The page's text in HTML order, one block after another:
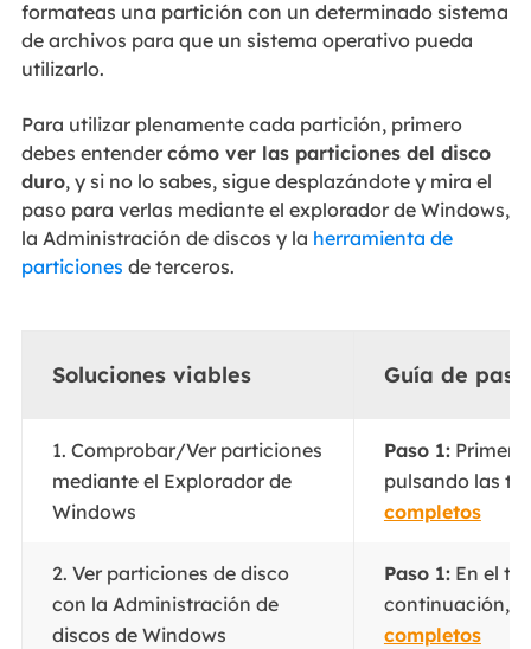
formateas una partición con un determinado sistema
de archivos para que un sistema operativo pueda
utilizarlo.
Para utilizar plenamente cada partición, primero
debes entender cómo ver las particiones del disco
duro, y si no lo sabes, sigue desplazándote y mira el
paso para verlas mediante el explorador de Windows,
la Administración de discos y la herramienta de
particiones de terceros.
Soluciones viables Guía de
1. Comprobar/Ver particiones
mediante el Explorador de
Windows
Paso 1:Primero
pulsando las
completos
2. Ver particiones de disco
con la Administración de
discos de Windows
Paso 1:En el
continuación,
completos